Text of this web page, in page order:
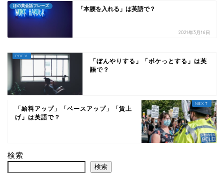
ほの英会話フレーズ 「本腰を入れる」は英語で？
2021年3月16日
「ぼんやりする」「ボケっとする」は英
語で？
「給料アップ」「ベースアップ」「賃上
げ」は英語で？
検索
検索